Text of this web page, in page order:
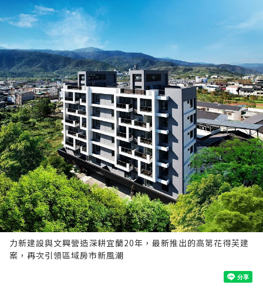
力新建設與文興營造深耕宜蘭20年，最新推出的高第花得芙建
案，再次引領區域房市新風潮